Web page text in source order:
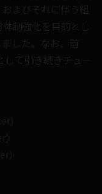
よびそれに伴う組
制強化を目的とし
した。なお、前
して引き続きチュー